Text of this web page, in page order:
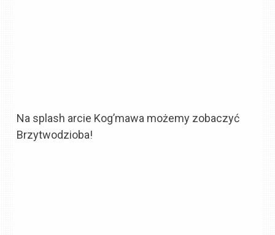
Na splash arcie Kog’mawa możemy zobaczyć
Brzytwodzioba!